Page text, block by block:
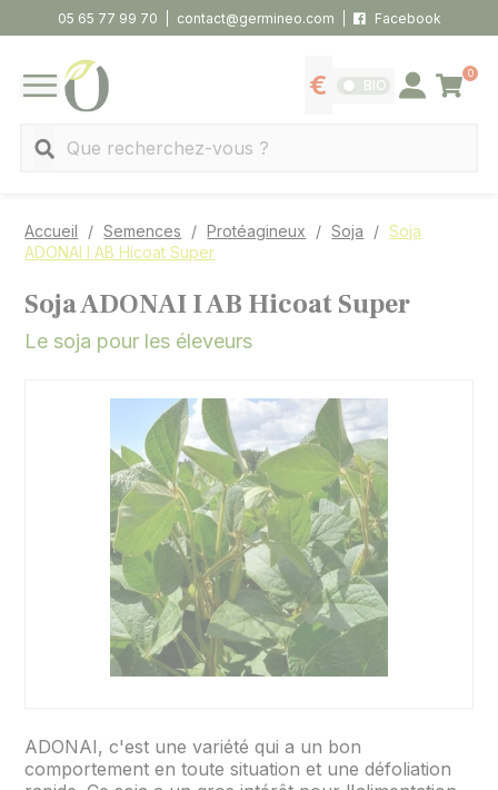
05 65 77 99 70 contact@germineo.com Facebook
MENU
Afficher les tarifs
BIO Se connecter
0
Panier
Accueil Semences Protéagineux Soja
Soja
ADONAI I AB Hicoat Super
Soja ADONAI I AB Hicoat Super
Le soja pour les éleveurs
ADONAI, c'est une variété qui a un bon
comportement en toute situation et une défoliation
Panneau de gestion des cookies